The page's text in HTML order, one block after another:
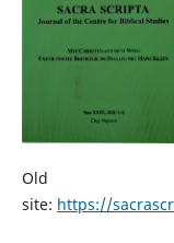
Old
site: https://